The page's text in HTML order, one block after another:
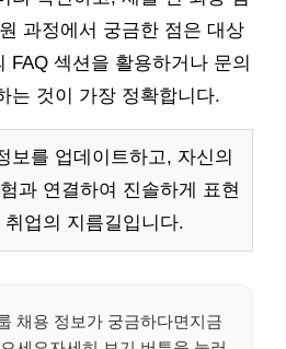
과정에서 궁금한 점은 대상
FAQ 섹션을 활용하거나 문의
는 것이 가장 정확합니다.
보를 업데이트하고, 자신의
과 연결하여 진솔하게 표현
업의 지름길입니다.
채용 정보가 궁금하다면지금